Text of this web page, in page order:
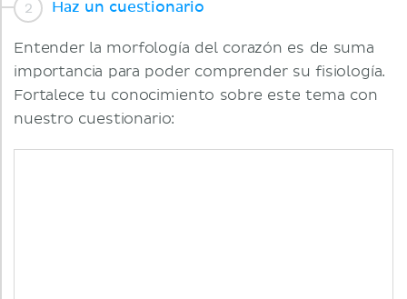
Haz un cuestionario
Entender la morfología del corazón es de suma
importancia para poder comprender su fisiología.
Fortalece tu conocimiento sobre este tema con
nuestro cuestionario: